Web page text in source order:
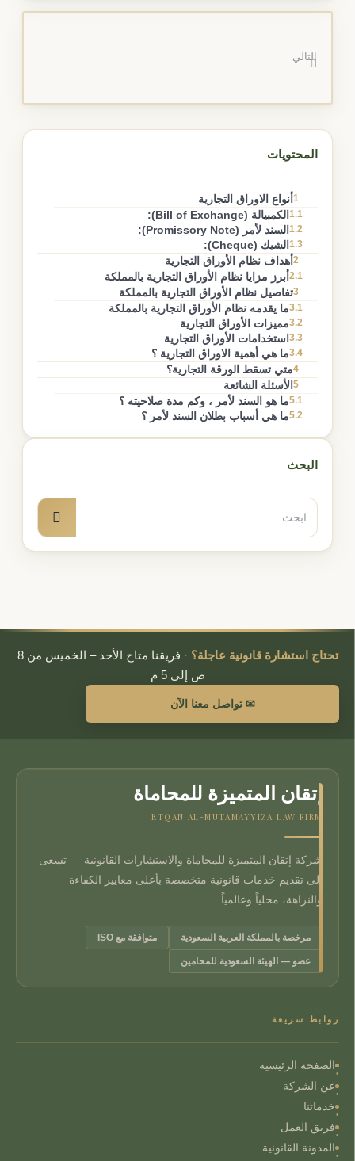
التالي
المحتويات
1 أنواع الاوراق التجارية
1.1الكمبيالة (Bill of Exchange):
1.2السند لأمر (Promissory Note):
1.3الشيك (Cheque):
2 أهداف نظام الأوراق التجارية
2.1أبرز مزايا نظام الأوراق التجارية بالمملكة
3تفاصيل نظام الأوراق التجارية بالمملكة
3.1ما يقدمه نظام الأوراق التجارية بالمملكة
3.2مميزات الأوراق التجارية
3.3استخدامات الأوراق التجارية
3.4ما هي أهمية الاوراق التجارية ؟
4متي تسقط الورقة التجارية؟
5 الأسئلة الشائعة
5.1ما هو السند لأمر ، وكم مدة صلاحيته ؟
5.2ما هي أسباب بطلان السند لأمر ؟
البحث
البحث
عن:
بحث
تحتاج استشارة قانونية عاجلة؟ ·
فريقنا متاح الأحد – الخميس من 8
ص إلى 5 م
✉ تواصل معنا الآن
إتقان المتميزة للمحاماة
ETQAN AL-MUTAMAYYIZA LAW FIRM
شركة إتقان المتميزة للمحاماة والاستشارات القانونية — تسعى
إلى تقديم خدمات قانونية متخصصة بأعلى معايير الكفاءة
والنزاهة، محلياً وعالمياً.
مرخصة بالمملكة العربية السعودية متوافقة مع ISO
عضو — الهيئة السعودية للمحامين
روابط سريعة
الصفحة الرئيسية
عن الشركة
خدماتنا
فريق العمل
المدونة القانونية